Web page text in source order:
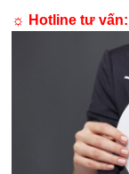
☼ Hotline tư vấn: